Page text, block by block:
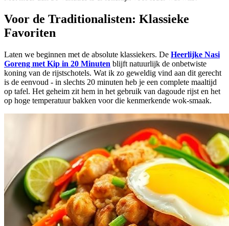
Voor de Traditionalisten: Klassieke
Favoriten
Laten we beginnen met de absolute klassiekers. De Heerlijke Nasi
Goreng met Kip in 20 Minuten blijft natuurlijk de onbetwiste
koning van de rijstschotels. Wat ik zo geweldig vind aan dit gerecht
is de eenvoud - in slechts 20 minuten heb je een complete maaltijd
op tafel. Het geheim zit hem in het gebruik van dagoude rijst en het
op hoge temperatuur bakken voor die kenmerkende wok-smaak.